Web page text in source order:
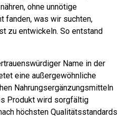
ohne unnötige
fanden, was wir suchten,
zu entwickeln. So entstand
Name in der
eine außergewöhnliche
Nahrungsergänzungsmitteln
Produkt wird sorgfältig
höchsten Qualitätsstandards